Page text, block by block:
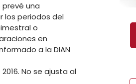
una
los periodos del
o
en
a la DIAN
No se ajusta al